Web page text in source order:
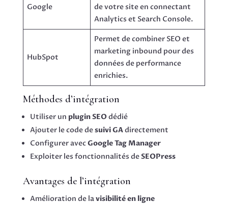
Google
de votre site en connectant
Analytics et Search Console.
HubSpot
Permet de combiner SEO et
marketing inbound pour des
données de performance
enrichies.
Méthodes d’intégration
Utiliser un plugin SEOdédié
Ajouter le code desuivi GAdirectement
Configurer avecGoogle Tag Manager
Exploiter les fonctionnalités deSEOPress
Avantages de l’intégration
Amélioration de lavisibilité en ligne